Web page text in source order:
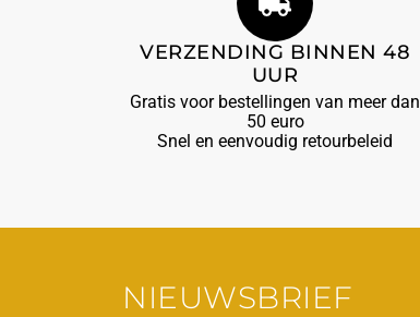
VERZENDING BINNEN 48
UUR
Gratis voor bestellingen van meer dan
50 euro
Snel en eenvoudig retourbeleid
NIEUWSBRIEF